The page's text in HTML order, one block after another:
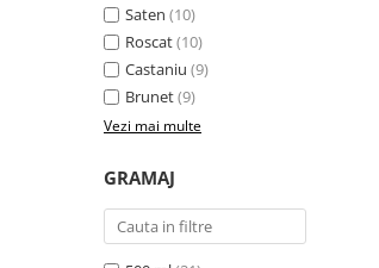
Saten (10)
Roscat(10)
Castaniu (9)
Brunet(9)
Vezi mai multe
GRAMAJ